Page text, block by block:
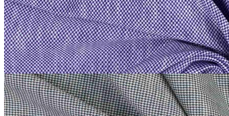
143 смаметистовый с серым
1 800₽
за м
Купить
Etro
Трикотаж сток Etro